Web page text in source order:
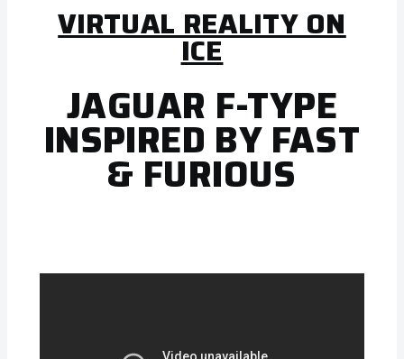
VIRTUAL REALITY ON
ICE
JAGUAR F-TYPE
INSPIRED BY FAST
& FURIOUS